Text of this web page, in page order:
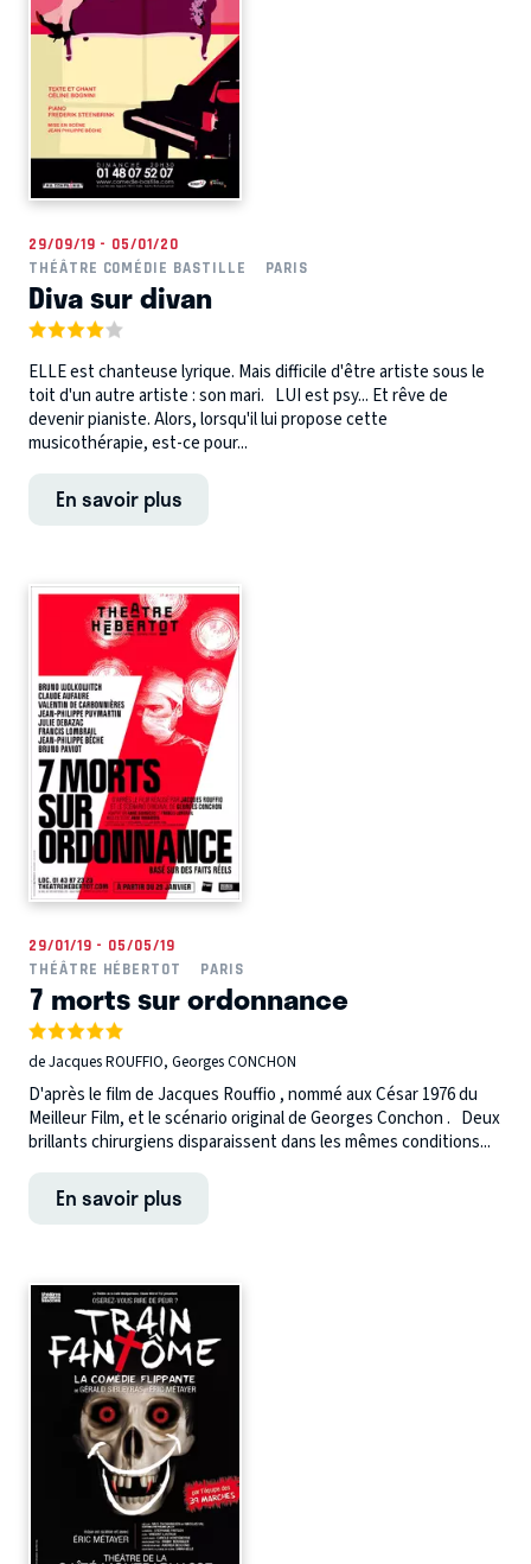
29/09/19 - 05/01/20
THÉÂTRE COMÉDIE BASTILLE
PARIS
Diva sur divan
ELLE est chanteuse lyrique. Mais difficile d'être artiste sous le
toit d'un autre artiste : son mari. LUI est psy... Et rêve de
devenir pianiste. Alors, lorsqu'il lui propose cette
musicothérapie, est-ce pour...
En savoir plus
29/01/19 - 05/05/19
THÉÂTRE HÉBERTOT
PARIS
7 morts sur ordonnance
de Jacques ROUFFIO, Georges CONCHON
D'après le film de Jacques Rouffio , nommé aux César 1976 du
Meilleur Film, et le scénario original de Georges Conchon . Deux
brillants chirurgiens disparaissent dans les mêmes conditions...
En savoir plus